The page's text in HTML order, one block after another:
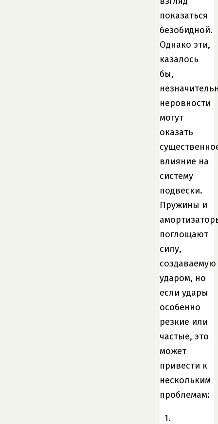
показаться
безобидной.
Однако эти,
казалось
бы,
неровности
могут
оказать
влияние на
систему
подвески.
Пружины и
поглощают
силу,
создаваемую
ударом, но
если удары
особенно
резкие или
частые, это
может
привести к
нескольким
проблемам:
1.